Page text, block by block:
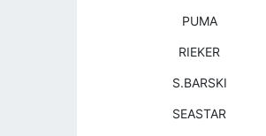
PUMA
RIEKER
S.BARSKI
SEASTAR